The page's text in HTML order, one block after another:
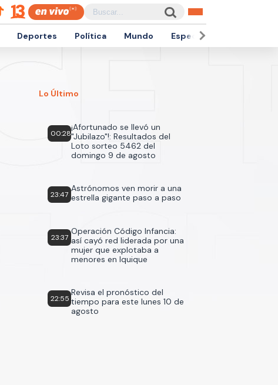
Deportes Política Mundo Espectáculos
Lo Último
00:28
¡Afortunado se llevó un
"Jubilazo"!: Resultados del
Loto sorteo 5462 del
domingo 9 de agosto
23:47
Astrónomos ven morir a una
estrella gigante paso a paso
23:37
Operación Código Infancia:
así cayó red liderada por una
mujer que explotaba a
menores en Iquique
22:55
Revisa el pronóstico del
tiempo para este lunes 10 de
agosto